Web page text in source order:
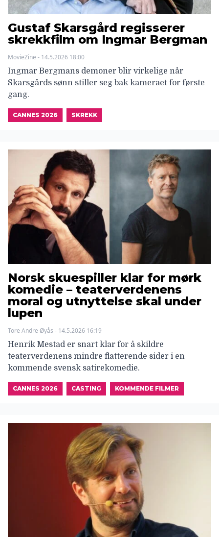
Gustaf Skarsgård regisserer
skrekkfilm om Ingmar Bergman
MovieZine - 14.5.2026 18:00
Ingmar Bergmans demoner blir virkelige når
Skarsgårds sønn stiller seg bak kameraet for første
gang.
CANNES 2026 SKREKK
Norsk skuespiller klar for mørk
komedie – teaterverdenens
moral og utnyttelse skal under
lupen
Tore Andre Øyås - 14.5.2026 16:19
Henrik Mestad er snart klar for å skildre
teaterverdenens mindre flatterende sider i en
kommende svensk satirekomedie.
CANNES 2026 CASTING KOMMENDE FILMER